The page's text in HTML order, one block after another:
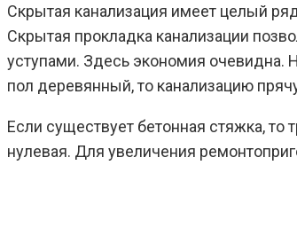
Скрытая канализация имеет целый
Скрытая прокладка канализации
уступами. Здесь экономия очевидна.
пол деревянный, то канализацию
Если существует бетонная стяжка, то
нулевая. Для увеличения